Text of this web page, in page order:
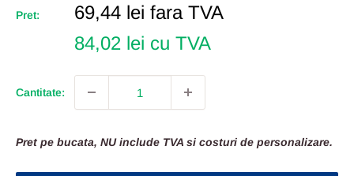
Pret:
Pret
69,44 lei fara TVA
84,02 lei cu TVA
Cantitate:
Pret pe bucata, NU include TVA si costuri de personalizare.